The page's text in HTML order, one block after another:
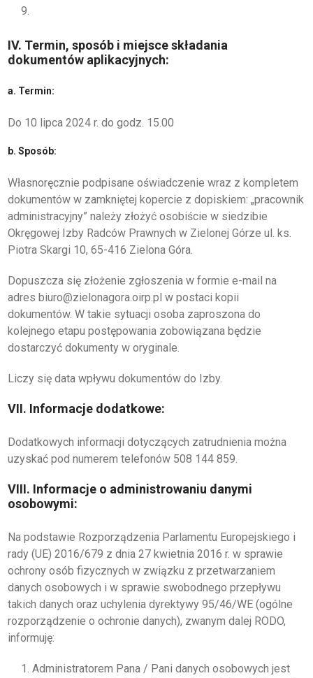
IV. Termin, sposób i miejsce składania
dokumentów aplikacyjnych:
a. Termin:
Do 10 lipca 2024 r. do godz. 15.00
b. Sposób:
Własnoręcznie podpisane oświadczenie wraz z kompletem
dokumentów w zamkniętej kopercie z dopiskiem: „pracownik
administracyjny” należy złożyć osobiście w siedzibie
Okręgowej Izby Radców Prawnych w Zielonej Górze ul. ks.
Piotra Skargi 10, 65-416 Zielona Góra.
Dopuszcza się złożenie zgłoszenia w formie e-mail na
adres biuro@zielonagora.oirp.pl w postaci kopii
dokumentów. W takie sytuacji osoba zaproszona do
kolejnego etapu postępowania zobowiązana będzie
dostarczyć dokumenty w oryginale.
Liczy się data wpływu dokumentów do Izby.
VII. Informacje dodatkowe:
Dodatkowych informacji dotyczących zatrudnienia można
uzyskać pod numerem telefonów 508 144 859.
VIII. Informacje o administrowaniu danymi
osobowymi:
Na podstawie Rozporządzenia Parlamentu Europejskiego i
rady (UE) 2016/679 z dnia 27 kwietnia 2016 r. w sprawie
ochrony osób fizycznych w związku z przetwarzaniem
danych osobowych i w sprawie swobodnego przepływu
takich danych oraz uchylenia dyrektywy 95/46/WE (ogólne
rozporządzenie o ochronie danych), zwanym dalej RODO,
informuję:
Administratorem Pana / Pani danych osobowych jest